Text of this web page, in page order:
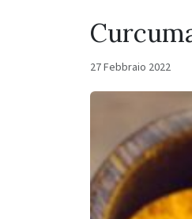
27 Febbraio 2022